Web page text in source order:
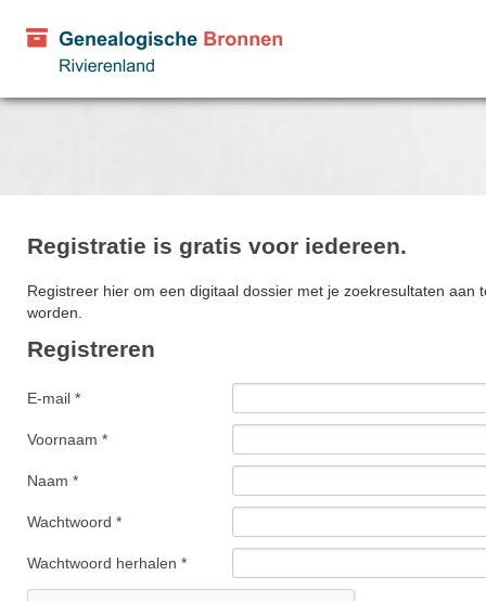
Registratie is gratis voor iedereen.
Registreer hier om een digitaal dossier met je zoekresultaten
worden.
Registreren
E-mail *
Voornaam *
Naam *
Wachtwoord *
Wachtwoord herhalen *